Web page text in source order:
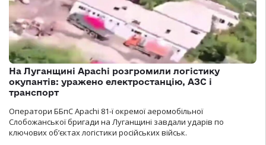
На Луганщині Apachi розгромили логістику
окупантів: уражено електростанцію, АЗС і
транспорт
Оператори ББпС Apachi 81-ї окремої аеромобільної
Слобожанської бригади на Луганщині завдали ударів по
ключових об’єктах логістики російських військ.